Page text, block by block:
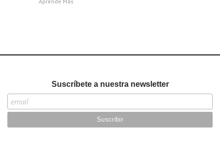
Suscríbete a nuestra newsletter